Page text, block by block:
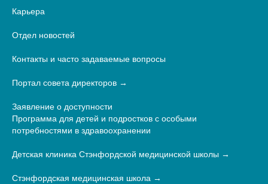
Карьера
Отдел новостей
Контакты и часто задаваемые вопросы
Портал совета директоров
Заявление о доступности
Программа для детей и подростков с особыми
потребностями в здравоохранении
Детская клиника Стэнфордской медицинской школы
Стэнфордская медицинская школа